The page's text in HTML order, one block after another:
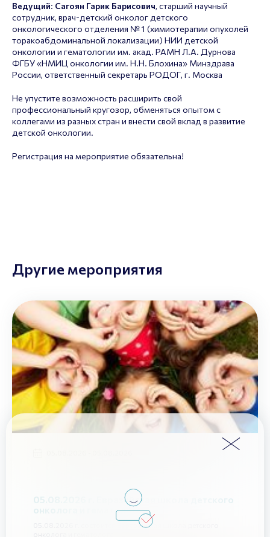
Ведущий: Сагоян Гарик Барисович, старший научный
сотрудник, врач-детский онколог детского
онкологического отделения № 1 (химиотерапии опухолей
торакоабдоминальной локализации) НИИ детской
онкологии и гематологии им. акад. РАМН Л.А. Дурнова
ФГБУ «НМИЦ онкологии им. Н.Н. Блохина» Минздрава
России, ответственный секретарь РОДОГ, г. Москва
Не упустите возможность расширить свой
профессиональный кругозор, обменяться опытом с
коллегами из разных стран и внести свой вклад в развитие
детской онкологии.
Регистрация на мероприятие обязательна!
Другие мероприятия
05.08.2026 г. Евразийская школа детского
онколога и гематолога
05.08.2026 г. состоится Евразийская школа детского